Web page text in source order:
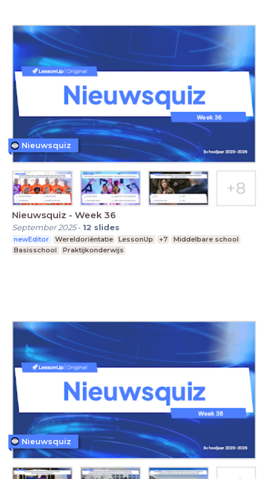
Nieuwsquiz - Week 36
September 2025- 12 slides
newEditor Wereldoriëntatie LessonUp +7
Middelbare school
Basisschool
Praktijkonderwijs
Nieuwsquiz
Nieuwsquiz